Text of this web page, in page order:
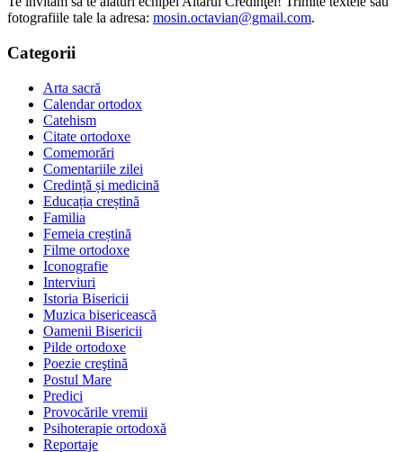
fotografiile tale la adresa: mosin.octavian@gmail.com.
Categorii
Arta sacră
Calendar ortodox
Catehism
Citate ortodoxe
Comemorări
Comentariile zilei
Credință și medicină
Educația creștină
Familia
Femeia creștină
Filme ortodoxe
Iconografie
Interviuri
Istoria Bisericii
Muzica bisericească
Oamenii Bisericii
Pilde ortodoxe
Poezie creştină
Postul Mare
Predici
Provocările vremii
Psihoterapie ortodoxă
Reportaje